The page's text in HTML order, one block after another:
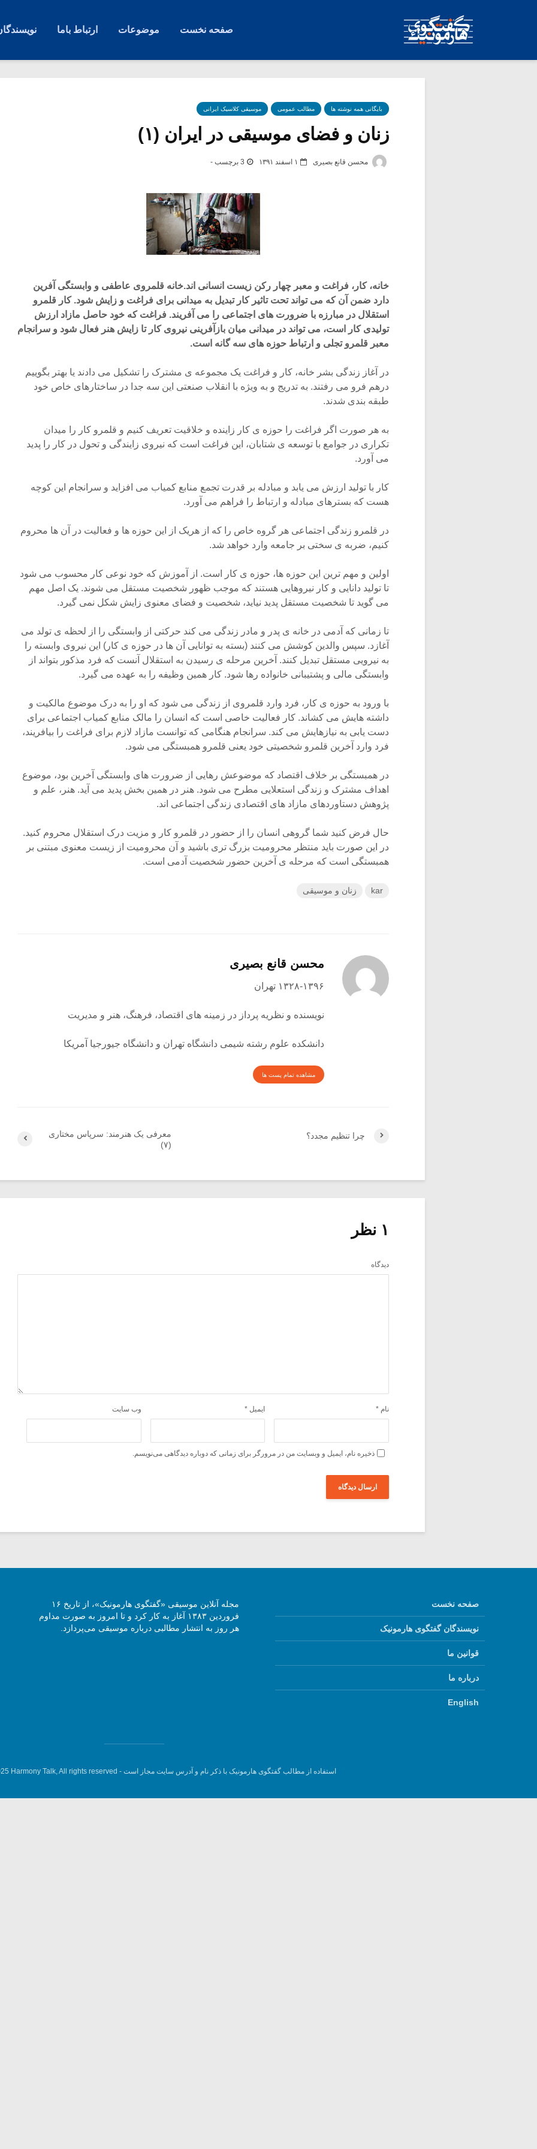
صفحه نخست موضوعات ارتباط باما
بایگانی همه نوشته ها مطالب عمومی موسیقی کلاسیک ایرانی
زنان و فضای موسیقی در ایران (۱)
محسن قانع بصیری ۱ اسفند ۱۳۹۱ 3 برچسب -
خانه، کار، فراغت و معبر چهار رکن زیست انسانی اند.خانه قلمروی عاطفی و وابستگی آفرین
دارد ضمن آن که می تواند تحت تاثیر کار تبدیل به میدانی برای فراغت و زایش شود. کار قلمرو
استقلال در مبارزه با ضرورت های اجتماعی را می آفریند. فراغت که خود حاصل مازاد ارزش
تولیدی کار است، می تواند در میدانی میان بازآفرینی نیروی کار تا زایش هنر فعال شود و سرانجام
معبر قلمرو تجلی و ارتباط حوزه های سه گانه است.
در آغاز زندگی بشر خانه، کار و فراغت یک مجموعه ی مشترک را تشکیل می دادند یا بهتر بگوییم
درهم فرو می رفتند. به تدریج و به ویژه با انقلاب صنعتی این سه جدا در ساختارهای خاص خود
طبقه بندی شدند.
به هر صورت اگر فراغت را حوزه ی کار زاینده و خلاقیت تعریف کنیم و قلمرو کار را میدان
تکراری در جوامع با توسعه ی شتابان، این فراغت است که نیروی زایندگی و تحول در کار را پدید
می آورد.
کار با تولید ارزش می یابد و مبادله بر قدرت تجمع منابع کمیاب می افزاید و سرانجام این کوچه
هست که بسترهای مبادله و ارتباط را فراهم می آورد.
در قلمرو زندگی اجتماعی هر گروه خاص را که از هریک از این حوزه ها و فعالیت در آن ها محروم
کنیم، ضربه ی سختی بر جامعه وارد خواهد شد.
اولین و مهم ترین این حوزه ها، حوزه ی کار است. از آموزش که خود نوعی کار محسوب می شود
تا تولید دانایی و کار نیروهایی هستند که موجب ظهور شخصیت مستقل می شوند. یک اصل مهم
می گوید تا شخصیت مستقل پدید نیاید، شخصیت و فضای معنوی زایش شکل نمی گیرد.
تا زمانی که آدمی در خانه ی پدر و مادر زندگی می کند حرکتی از وابستگی را از لحظه ی تولد می
آغازد. سپس والدین کوشش می کنند (بسته به توانایی آن ها در حوزه ی کار) این نیروی وابسته را
به نیرویی مستقل تبدیل کنند. آخرین مرحله ی رسیدن به استقلال آنست که فرد مذکور بتواند از
وابستگی مالی و پشتیبانی خانواده رها شود. کار همین وظیفه را به عهده می گیرد.
با ورود به حوزه ی کار، فرد وارد قلمروی از زندگی می شود که او را به درک موضوع مالکیت و
داشته هایش می کشاند. کار فعالیت خاصی است که انسان را مالک منابع کمیاب اجتماعی برای
دست یابی به نیازهایش می کند. سرانجام هنگامی که توانست مازاد لازم برای فراغت را بیافریند،
فرد وارد آخرین قلمرو شخصیتی خود یعنی قلمرو همبستگی می شود.
در همبستگی بر خلاف اقتصاد که موضوعش رهایی از ضرورت های وابستگی آخرین بود، موضوع
اهداف مشترک و زندگی استعلایی مطرح می شود. هنر در همین بخش پدید می آید. هنر، علم و
پژوهش دستاوردهای مازاد های اقتصادی زندگی اجتماعی اند.
حال فرض کنید شما گروهی انسان را از حضور در قلمرو کار و مزیت درک استقلال محروم کنید.
در این صورت باید منتظر محرومیت بزرگ تری باشید و آن محرومیت از زیست معنوی مبتنی بر
همبستگی است که مرحله ی آخرین حضور شخصیت آدمی است.
kar زنان و موسیقی
محسن قانع بصیری
۱۳۲۸-۱۳۹۶ تهران
نویسنده و نظریه پرداز در زمینه های اقتصاد، فرهنگ، هنر و مدیریت
دانشکده علوم رشته شیمی دانشگاه تهران و دانشگاه جیورجیا آمریکا
مشاهده تمام پست ها
معرفی یک هنرمند: سرپاس مختاری‌
(۷)
چرا تنظیم مجدد؟
۱ نظر
دیدگاه
نام * ایمیل * وب‌ سایت
ذخیره نام، ایمیل و وبسایت من در مرورگر برای زمانی که دوباره دیدگاهی می‌نویسم.
صفحه نخست
نویسندگان گفتگوی هارمونیک
قوانین ما
درباره ما
English
مجله آنلاین موسیقی «گفتگوی هارمونیک»، از تاریخ ۱۶
فروردین ۱۳۸۳ آغاز به کار کرد و تا امروز به صورت مداوم
هر روز به انتشار مطالبی درباره موسیقی می‌پردازد.
استفاده از مطالب گفتگوی هارمونیک با ذکر نام و آدرس سایت مجاز است - Harmony Talk, All rights reserved.